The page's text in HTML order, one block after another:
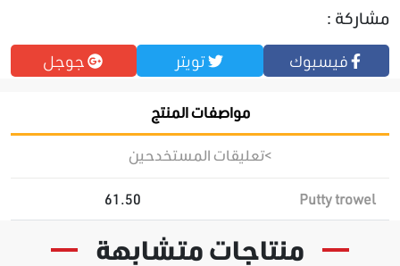
مشاركة :
فيسبوك تويتر جوجل
مواصفات المنتج
>تعليقات المستخدحين
Putty trowel
61.50
منتاجات متشابهة